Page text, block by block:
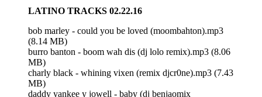
LATINO TRACKS 02.22.16
bob marley - could you be loved (moombahton).mp3
(8.14 MB)
burro banton - boom wah dis (dj lolo remix).mp3 (8.06
MB)
charly black - whining vixen (remix djcr0ne).mp3 (7.43
MB)
daddy yankee y jowell - baby (dj benjaomix